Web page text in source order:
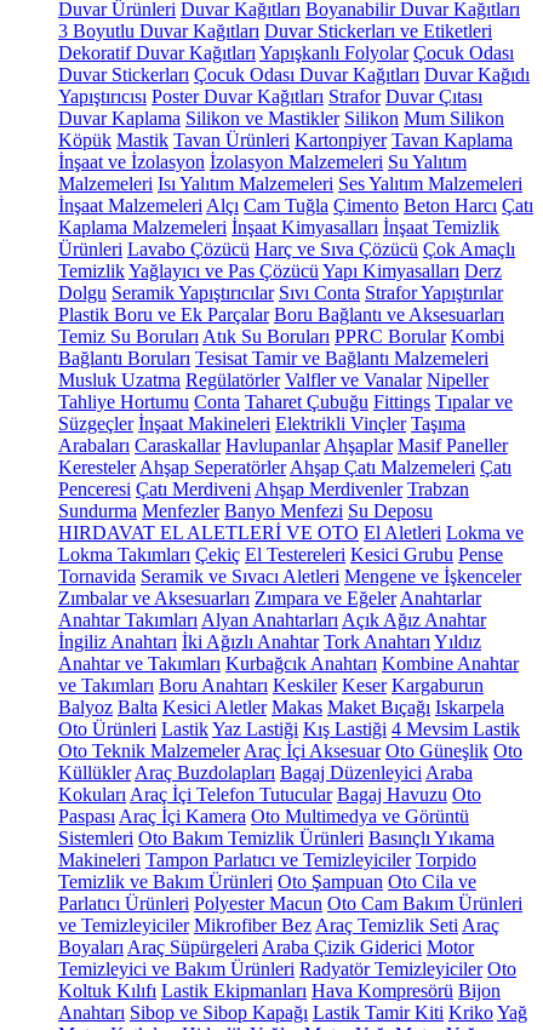
Duvar Ürünleri Duvar Kağıtları Boyanabilir Duvar Kağıtları
3 Boyutlu Duvar Kağıtları Duvar Stickerları ve Etiketleri
Dekoratif Duvar Kağıtları Yapışkanlı Folyolar Çocuk Odası
Duvar Stickerları Çocuk Odası Duvar Kağıtları Duvar Kağıdı
Yapıştırıcısı Poster Duvar Kağıtları Strafor Duvar Çıtası
Duvar Kaplama Silikon ve Mastikler Silikon Mum Silikon
Köpük Mastik Tavan Ürünleri Kartonpiyer Tavan Kaplama
İnşaat ve İzolasyon İzolasyon Malzemeleri Su Yalıtım
Malzemeleri Isı Yalıtım Malzemeleri Ses Yalıtım Malzemeleri
İnşaat Malzemeleri Alçı Cam Tuğla Çimento Beton Harcı Çatı
Kaplama Malzemeleri İnşaat Kimyasalları İnşaat Temizlik
Ürünleri Lavabo Çözücü Harç ve Sıva Çözücü Çok Amaçlı
TemizlikYağlayıcı ve Pas Çözücü Yapı Kimyasalları Derz
Dolgu Seramik Yapıştırıcılar Sıvı Conta Strafor Yapıştırılar
Plastik Boru ve Ek Parçalar Boru Bağlantı ve Aksesuarları
Temiz Su Boruları Atık Su Boruları PPRC Borular Kombi
Bağlantı Boruları Tesisat Tamir ve Bağlantı Malzemeleri
Musluk Uzatma Regülatörler Valfler ve Vanalar Nipeller
Tahliye Hortumu Conta Taharet Çubuğu Fittings Tıpalar ve
Süzgeçler İnşaat Makineleri Elektrikli Vinçler Taşıma
Arabaları Caraskallar Havlupanlar Ahşaplar Masif Paneller
Keresteler Ahşap Seperatörler Ahşap Çatı Malzemeleri Çatı
Penceresi Çatı Merdiveni Ahşap Merdivenler Trabzan
Sundurma Menfezler Banyo Menfezi Su Deposu
HIRDAVAT EL ALETLERİ VE OTO El Aletleri Lokma ve
Lokma Takımları Çekiç El Testereleri Kesici Grubu Pense
Tornavida Seramik ve Sıvacı Aletleri Mengene ve İşkenceler
Zımbalar ve Aksesuarları Zımpara ve Eğeler Anahtarlar
Anahtar Takımları Alyan Anahtarları Açık Ağız Anahtar
İngiliz Anahtarı İki Ağızlı Anahtar Tork Anahtarı Yıldız
Anahtar ve Takımları Kurbağcık Anahtarı Kombine Anahtar
ve Takımları Boru Anahtarı Keskiler Keser Kargaburun
Balyoz Balta Kesici Aletler Makas Maket Bıçağı Iskarpela
Oto Ürünleri LastikYaz Lastiği Kış Lastiği 4 Mevsim Lastik
Oto Teknik Malzemeler Araç İçi Aksesuar Oto Güneşlik Oto
Küllükler Araç Buzdolapları Bagaj Düzenleyici Araba
Kokuları Araç İçi Telefon Tutucular Bagaj Havuzu Oto
Paspası Araç İçi Kamera Oto Multimedya ve Görüntü
Sistemleri Oto Bakım Temizlik Ürünleri Basınçlı Yıkama
Makineleri Tampon Parlatıcı ve Temizleyiciler Torpido
Temizlik ve Bakım Ürünleri Oto Şampuan Oto Cila ve
Parlatıcı Ürünleri Polyester Macun Oto Cam Bakım Ürünleri
ve Temizleyiciler Mikrofiber Bez Araç Temizlik Seti Araç
Boyaları Araç Süpürgeleri Araba Çizik Giderici Motor
Temizleyici ve Bakım Ürünleri Radyatör Temizleyiciler Oto
Koltuk Kılıfı Lastik Ekipmanları Hava Kompresörü Bijon
Anahtarı Sibop ve Sibop Kapağı Lastik Tamir Kiti KrikoYağ